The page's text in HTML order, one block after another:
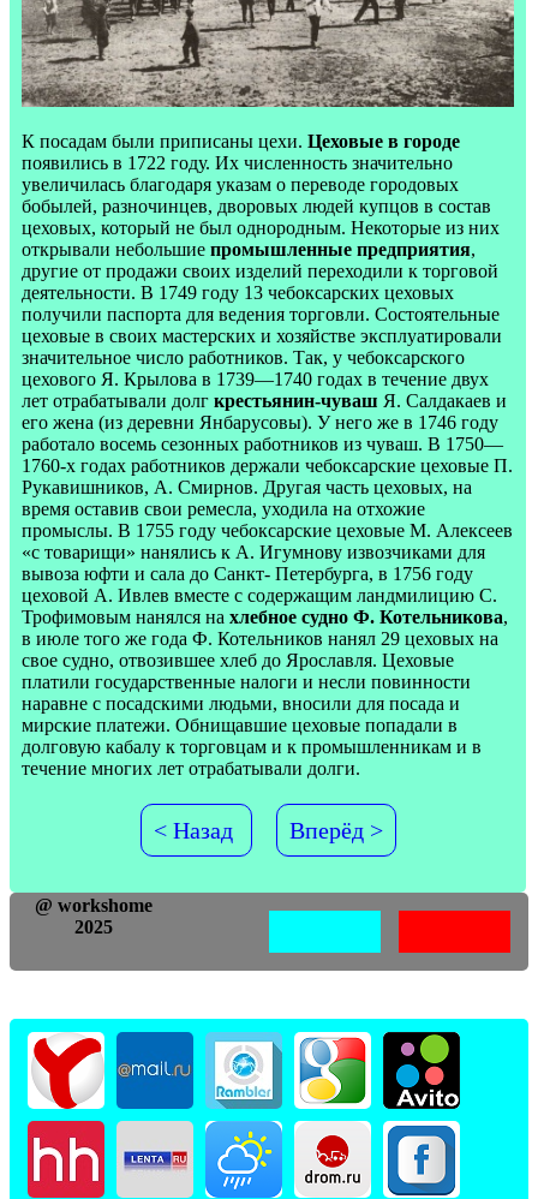
К посадам были приписаны цехи. Цеховые в городе
появились в 1722 году. Их численность значительно
увеличилась благодаря указам о переводе городовых
бобылей, разночинцев, дворовых людей купцов в состав
цеховых, который не был однородным. Некоторые из них
открывали небольшие промышленные предприятия,
другие от продажи своих изделий переходили к торговой
деятельности. В 1749 году 13 чебоксарских цеховых
получили паспорта для ведения торговли. Состоятельные
цеховые в своих мастерских и хозяйстве эксплуатировали
значительное число работников. Так, у чебоксарского
цехового Я. Крылова в 1739—1740 годах в течение двух
лет отрабатывали долг крестьянин-чуваш Я. Салдакаев и
его жена (из деревни Янбарусовы). У него же в 1746 году
работало восемь сезонных работников из чуваш. В 1750—
1760-х годах работников держали чебоксарские цеховые П.
Рукавишников, А. Смирнов. Другая часть цеховых, на
время оставив свои ремесла, уходила на отхожие
промыслы. В 1755 году чебоксарские цеховые М. Алексеев
«с товарищи» нанялись к А. Игумнову извозчиками для
вывоза юфти и сала до Санкт- Петербурга, в 1756 году
цеховой А. Ивлев вместе с содержащим ландмилицию С.
Трофимовым нанялся на хлебное судно Ф. Котельникова,
в июле того же года Ф. Котельников нанял 29 цеховых на
свое судно, отвозившее хлеб до Ярославля. Цеховые
платили государственные налоги и несли повинности
наравне с посадскими людьми, вносили для посада и
мирские платежи. Обнищавшие цеховые попадали в
долговую кабалу к торговцам и к промышленникам и в
течение многих лет отрабатывали долги.
< Назад Вперёд >
@ workshome
2025